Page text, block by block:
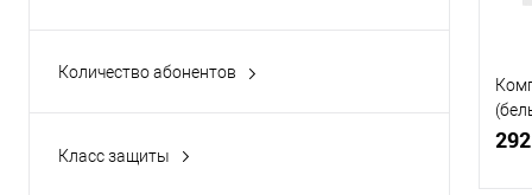
Количество абонентов
Класс защиты